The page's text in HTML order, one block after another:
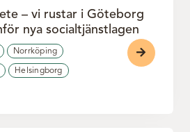
– vi rustar i Göteborg
nya socialtjänstlagen
Norrköping
Helsingborg